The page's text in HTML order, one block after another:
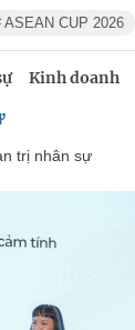
ASEAN CUP 2026
Kinh doanh
trị nhân sự